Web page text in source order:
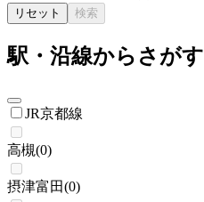
リセット 検索
駅・沿線からさがす
JR京都線
高槻(0)
摂津富田(0)